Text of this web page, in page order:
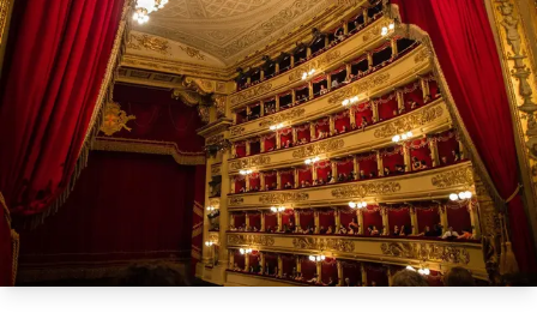
SPIELPLAN 2026/2027
SITZPLAN HOTELS